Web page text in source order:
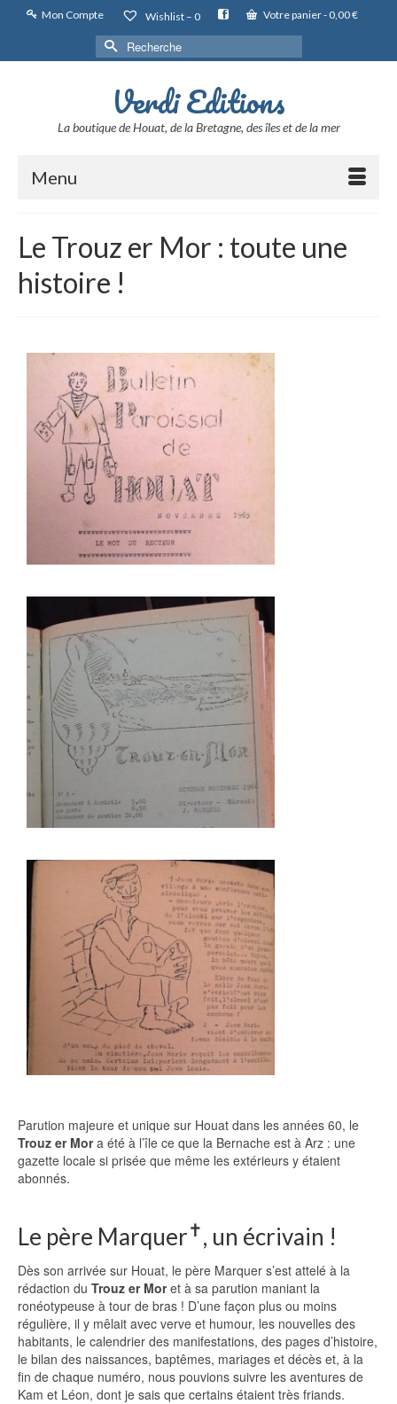
Mon Compte Wishlist – 0 Votre panier- 0,00€
Rechercher :
Verdi Editions
La boutique de Houat, de la Bretagne, des îles et de la mer
Menu
Le Trouz er Mor : toute une
histoire !
Parution majeure et unique sur Houat dans les années 60, le
Trouz er Mora été à l’île ce que la Bernache est à Arz : une
gazette locale si prisée que même les extérieurs y étaient
abonnés.
Le père Marquer✝︎, un écrivain !
Dès son arrivée sur Houat, le père Marquer s’est attelé à la
rédaction du Trouz er Moret à sa parution maniant la
ronéotypeuse à tour de bras ! D’une façon plus ou moins
régulière, il y mêlait avec verve et humour, les nouvelles des
habitants, le calendrier des manifestations, des pages d’histoire,
le bilan des naissances, baptêmes, mariages et décès et, à la
fin de chaque numéro, nous pouvions suivre les aventures de
Kam et Léon, dont je sais que certains étaient très friands.